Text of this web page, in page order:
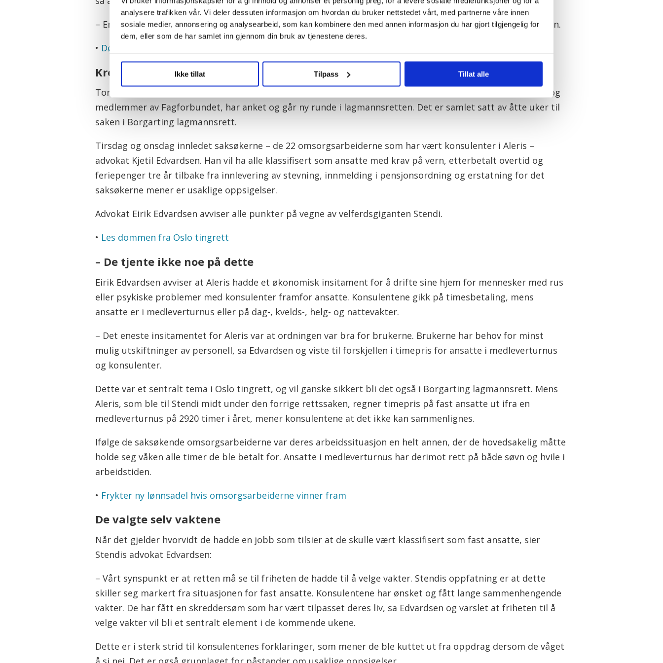
analysere trafikken vår. Vi deler dessuten informasjon om hvordan du bruker nettstedet vårt, med partnerne våre innen
sosiale medier, annonsering og analysearbeid, som kan kombinere den med annen informasjon du har gjort tilgjengelig for
dem, eller som de har samlet inn gjennom din bruk av tjenestene deres.
Ikke tillat Tilpass Tillat alle
– En slik beregning vil være dramatisk. Konsekvensen kan bli betydelige for mange aktører i bransjen, sa han.
• Dømt til å betale - slo seg konkurs
Krever overtid og feriepenger
Torsdag og fredag brukes til Stendis innledningsforedrag i rettssaken der 22 tidligere konsulenter i Aleris og
medlemmer av Fagforbundet, har anket og går ny runde i lagmannsretten. Det er samlet satt av åtte uker til
saken i Borgarting lagmannsrett.
Tirsdag og onsdag innledet saksøkerne – de 22 omsorgsarbeiderne som har vært konsulenter i Aleris –
advokat Kjetil Edvardsen. Han vil ha alle klassifisert som ansatte med krav på vern, etterbetalt overtid og
feriepenger tre år tilbake fra innlevering av stevning, innmelding i pensjonsordning og erstatning for det
saksøkerne mener er usaklige oppsigelser.
Advokat Eirik Edvardsen avviser alle punkter på vegne av velferdsgiganten Stendi.
• Les dommen fra Oslo tingrett
– De tjente ikke noe på dette
Eirik Edvardsen avviser at Aleris hadde et økonomisk insitament for å drifte sine hjem for mennesker med rus
eller psykiske problemer med konsulenter framfor ansatte. Konsulentene gikk på timesbetaling, mens
ansatte er i medleverturnus eller på dag-, kvelds-, helg- og nattevakter.
– Det eneste insitamentet for Aleris var at ordningen var bra for brukerne. Brukerne har behov for minst
mulig utskiftninger av personell, sa Edvardsen og viste til forskjellen i timepris for ansatte i medleverturnus
og konsulenter.
Dette var et sentralt tema i Oslo tingrett, og vil ganske sikkert bli det også i Borgarting lagmannsrett. Mens
Aleris, som ble til Stendi midt under den forrige rettssaken, regner timepris på fast ansatte ut ifra en
medleverturnus på 2920 timer i året, mener konsulentene at det ikke kan sammenlignes.
Ifølge de saksøkende omsorgsarbeiderne var deres arbeidssituasjon en helt annen, der de hovedsakelig måtte
holde seg våken alle timer de ble betalt for. Ansatte i medleverturnus har derimot rett på både søvn og hvile i
arbeidstiden.
• Frykter ny lønnsadel hvis omsorgsarbeiderne vinner fram
De valgte selv vaktene
Når det gjelder hvorvidt de hadde en jobb som tilsier at de skulle vært klassifisert som fast ansatte, sier
Stendis advokat Edvardsen:
– Vårt synspunkt er at retten må se til friheten de hadde til å velge vakter. Stendis oppfatning er at dette
skiller seg markert fra situasjonen for fast ansatte. Konsulentene har ønsket og fått lange sammenhengende
vakter. De har fått en skreddersøm som har vært tilpasset deres liv, sa Edvardsen og varslet at friheten til å
velge vakter vil bli et sentralt element i de kommende ukene.
Dette er i sterk strid til konsulentenes forklaringer, som mener de ble kuttet ut fra oppdrag dersom de våget